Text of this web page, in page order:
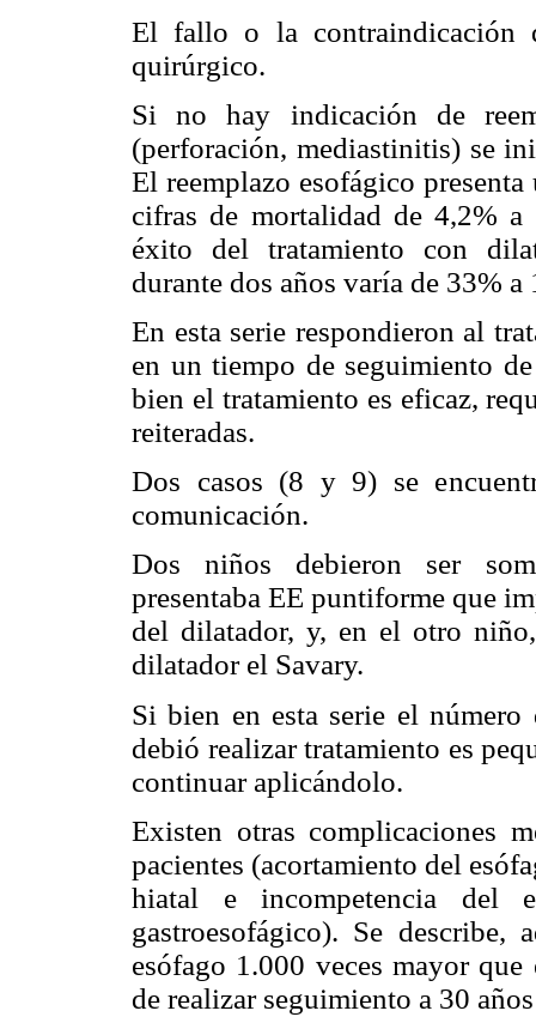
El fallo o la contraindicación
quirúrgico.
Si no hay indicación de
(perforación, mediastinitis) se
El reemplazo esofágico
cifras de mortalidad de 4,2%
éxito del tratamiento con
durante dos años varía de 33% a
En esta serie respondieron al
en un tiempo de seguimiento
bien el tratamiento es eficaz,
reiteradas.
Dos casos (8 y 9) se
comunicación.
Dos niños debieron ser
presentaba EE puntiforme que
del dilatador, y, en el otro
dilatador el Savary.
Si bien en esta serie el número
debió realizar tratamiento es
continuar aplicándolo.
Existen otras complicaciones
pacientes (acortamiento del
hiatal e incompetencia del
gastroesofágico). Se describe,
esófago 1.000 veces mayor
de realizar seguimiento a 30